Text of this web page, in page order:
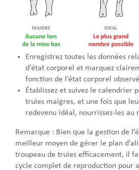
Enregistrez toutes les données
d’état corporel et marquez
fonction de l’état corporel
Établissez et suivez le calendrier
truies maigres, et une fois que
redevenu idéal, nourrissez-les au
Remarque : Bien que la gestion de
meilleur moyen de gérer le plan
troupeau de truies efficacement, il
cycle complet de reproduction pour